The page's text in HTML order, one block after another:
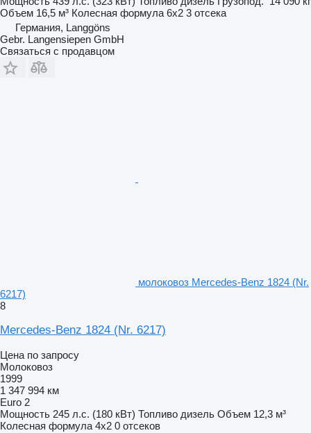
Объем 16,5 м³ Колесная формула 6x2 3 отсека
Германия, Langgöns
Gebr. Langensiepen GmbH
Связаться с продавцом
молоковоз Mercedes-Benz 1824 (Nr.
6217)
8
Mercedes-Benz 1824 (Nr. 6217)
Цена по запросу
Молоковоз
1999
1 347 994 км
Euro 2
Мощность 245 л.с. (180 кВт) Топливо дизель Объем 12,3 м³
Колесная формула 4x2 0 отсеков